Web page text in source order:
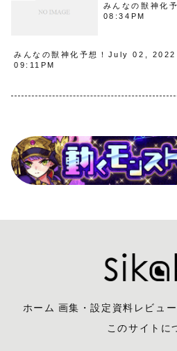
みんなの獣神
08:34PM
みんなの獣神化予想！July 02,
09:11PM
ホーム 画集・設定資料レビュー
このサイトに